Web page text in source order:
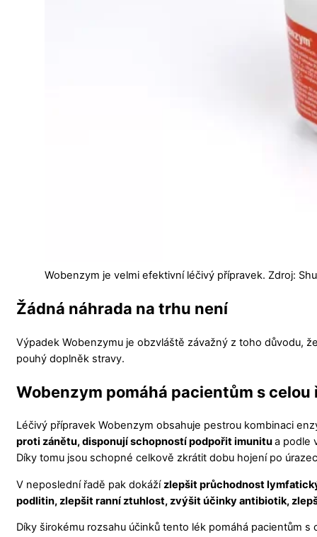
Wobenzym je velmi efektivní léčivý přípravek. Zdroj:
Žádná náhrada na trhu není
Výpadek Wobenzymu je obzvláště závažný z toho důvodu,
pouhý doplněk stravy.
Wobenzym pomáhá pacientům s
Léčivý přípravek Wobenzym obsahuje pestrou kombinaci
proti zánětu, disponují schopností podpořit imunitua podle
Díky tomu jsou schopné celkově zkrátit dobu hojení po
V neposlední řadě pak dokáží zlepšit průchodnost
podlitin, zlepšit ranní ztuhlost, zvýšit účinky antibiotik,
Díky širokému rozsahu účinků tento lék pomáhá pacientům